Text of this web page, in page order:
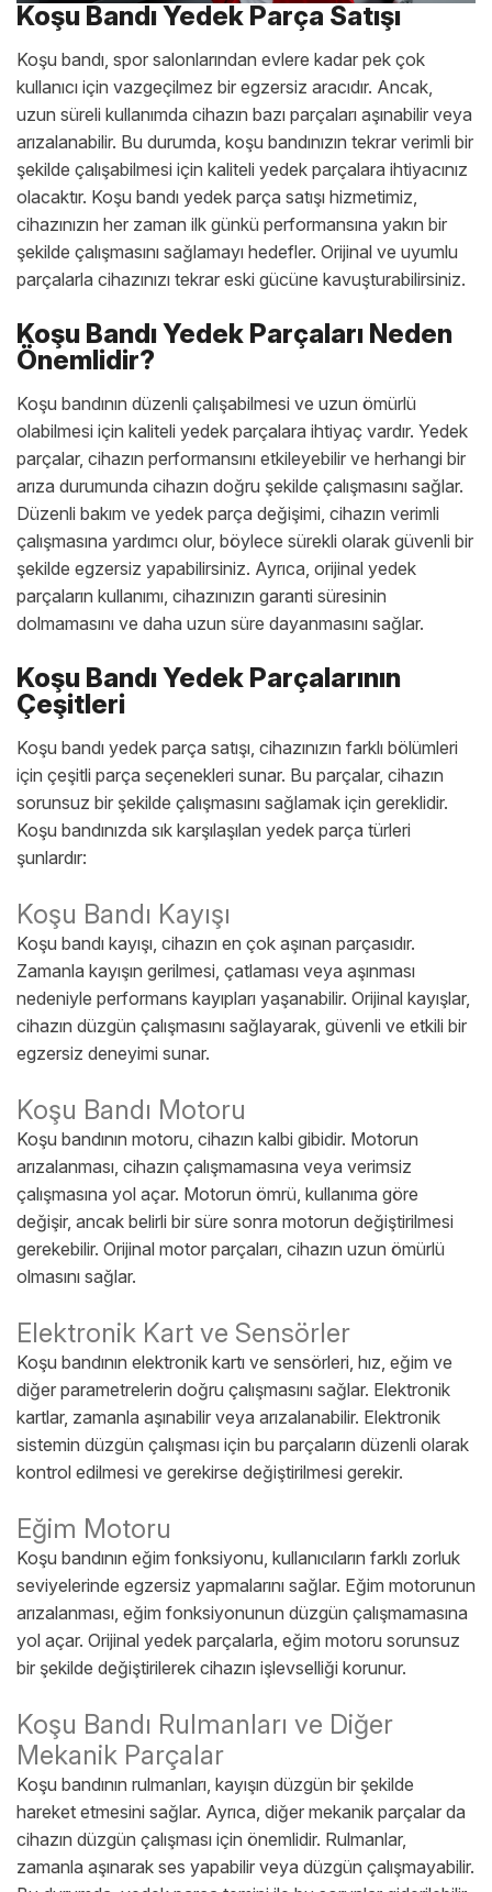
Koşu Bandı Yedek Parça Satışı
Koşu bandı, spor salonlarından evlere kadar pek çok
kullanıcı için vazgeçilmez bir egzersiz aracıdır. Ancak,
uzun süreli kullanımda cihazın bazı parçaları aşınabilir veya
arızalanabilir. Bu durumda, koşu bandınızın tekrar verimli bir
şekilde çalışabilmesi için kaliteli yedek parçalara ihtiyacınız
olacaktır. Koşu bandı yedek parça satışı hizmetimiz,
cihazınızın her zaman ilk günkü performansına yakın bir
şekilde çalışmasını sağlamayı hedefler. Orijinal ve uyumlu
parçalarla cihazınızı tekrar eski gücüne kavuşturabilirsiniz.
Koşu Bandı Yedek Parçaları Neden
Önemlidir?
Koşu bandının düzenli çalışabilmesi ve uzun ömürlü
olabilmesi için kaliteli yedek parçalara ihtiyaç vardır. Yedek
parçalar, cihazın performansını etkileyebilir ve herhangi bir
arıza durumunda cihazın doğru şekilde çalışmasını sağlar.
Düzenli bakım ve yedek parça değişimi, cihazın verimli
çalışmasına yardımcı olur, böylece sürekli olarak güvenli bir
şekilde egzersiz yapabilirsiniz. Ayrıca, orijinal yedek
parçaların kullanımı, cihazınızın garanti süresinin
dolmamasını ve daha uzun süre dayanmasını sağlar.
Koşu Bandı Yedek Parçalarının
Çeşitleri
Koşu bandı yedek parça satışı, cihazınızın farklı bölümleri
için çeşitli parça seçenekleri sunar. Bu parçalar, cihazın
sorunsuz bir şekilde çalışmasını sağlamak için gereklidir.
Koşu bandınızda sık karşılaşılan yedek parça türleri
şunlardır:
Koşu Bandı Kayışı
Koşu bandı kayışı, cihazın en çok aşınan parçasıdır.
Zamanla kayışın gerilmesi, çatlaması veya aşınması
nedeniyle performans kayıpları yaşanabilir. Orijinal kayışlar,
cihazın düzgün çalışmasını sağlayarak, güvenli ve etkili bir
egzersiz deneyimi sunar.
Koşu Bandı Motoru
Koşu bandının motoru, cihazın kalbi gibidir. Motorun
arızalanması, cihazın çalışmamasına veya verimsiz
çalışmasına yol açar. Motorun ömrü, kullanıma göre
değişir, ancak belirli bir süre sonra motorun değiştirilmesi
gerekebilir. Orijinal motor parçaları, cihazın uzun ömürlü
olmasını sağlar.
Elektronik Kart ve Sensörler
Koşu bandının elektronik kartı ve sensörleri, hız, eğim ve
diğer parametrelerin doğru çalışmasını sağlar. Elektronik
kartlar, zamanla aşınabilir veya arızalanabilir. Elektronik
sistemin düzgün çalışması için bu parçaların düzenli olarak
kontrol edilmesi ve gerekirse değiştirilmesi gerekir.
Eğim Motoru
Koşu bandının eğim fonksiyonu, kullanıcıların farklı zorluk
seviyelerinde egzersiz yapmalarını sağlar. Eğim motorunun
arızalanması, eğim fonksiyonunun düzgün çalışmamasına
yol açar. Orijinal yedek parçalarla, eğim motoru sorunsuz
bir şekilde değiştirilerek cihazın işlevselliği korunur.
Koşu Bandı Rulmanları ve Diğer
Mekanik Parçalar
Koşu bandının rulmanları, kayışın düzgün bir şekilde
hareket etmesini sağlar. Ayrıca, diğer mekanik parçalar da
cihazın düzgün çalışması için önemlidir. Rulmanlar,
zamanla aşınarak ses yapabilir veya düzgün çalışmayabilir.